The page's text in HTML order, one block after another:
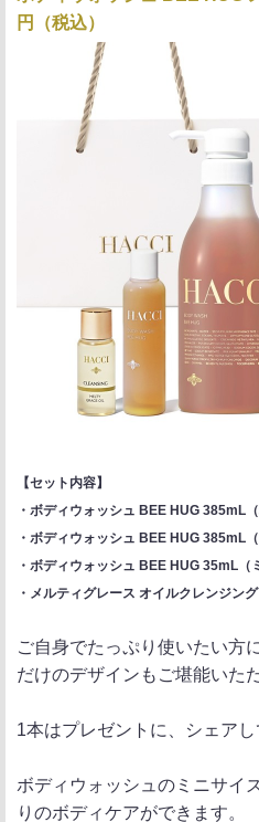
円（税込）
【セット内容】
・ボディウォッシュ BEE HUG 385mL（
・ボディウォッシュ BEE HUG 385mL（
・ボディウォッシュ BEE HUG 35mL（
・メルティグレース オイルクレンジン
ご自身でたっぷり使いたい方
だけのデザインもご堪能いた
1本はプレゼントに、シェア
ボディウォッシュのミニサイ
りのボディケアができます。